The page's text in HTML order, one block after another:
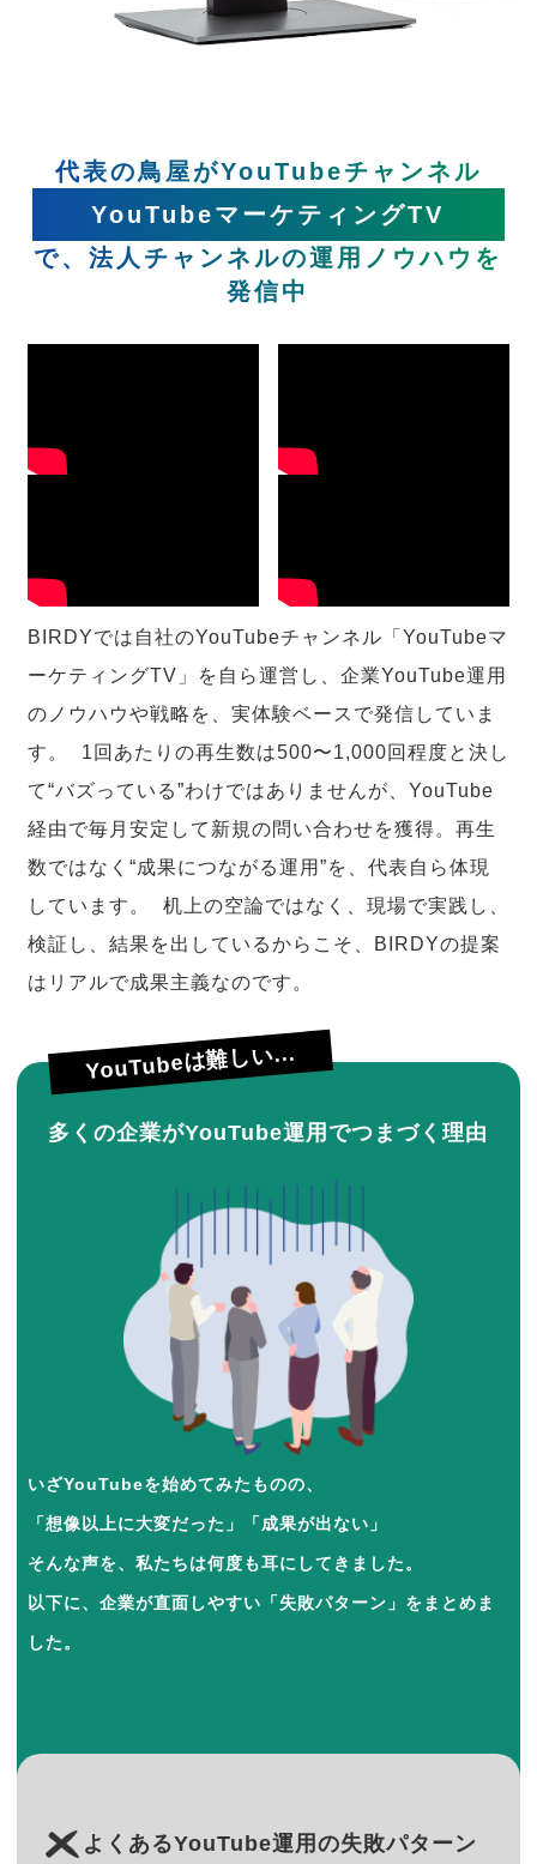
代表の鳥屋がYouTubeチャンネル
YouTubeマーケティングTV
で、法人チャンネルの運用ノウハウを
発信中
BIRDYでは自社のYouTubeチャンネル「YouTubeマ
ーケティングTV」を自ら運営し、企業YouTube運用
のノウハウや戦略を、実体験ベースで発信していま
す。 1回あたりの再生数は500〜1,000回程度と決し
て“バズっている”わけではありませんが、YouTube
経由で毎月安定して新規の問い合わせを獲得。再生
数ではなく“成果につながる運用”を、代表自ら体現
しています。 机上の空論ではなく、現場で実践し、
検証し、結果を出しているからこそ、BIRDYの提案
はリアルで成果主義なのです。
YouTubeは難しい...
多くの企業がYouTube運用でつまづく理由
いざYouTubeを始めてみたものの、
「想像以上に大変だった」「成果が出ない」
そんな声を、私たちは何度も耳にしてきました。
以下に、企業が直面しやすい「失敗パターン」をまとめま
した。
よくあるYouTube運用の失敗パターン